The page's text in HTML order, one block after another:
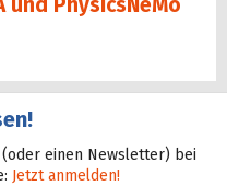
und PhysicsNeMo
einen Newsletter) bei
Jetzt anmelden!